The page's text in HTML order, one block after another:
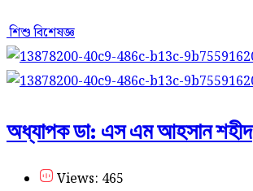
শিশু বিশেষজ্ঞ
অধ্যাপক ডা: এস এম আহসান শহীদ
Views: 465